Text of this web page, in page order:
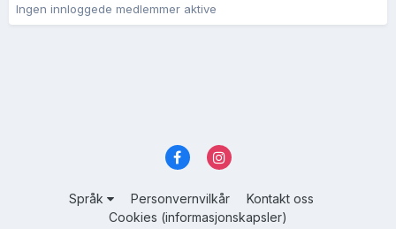
Ingen innloggede medlemmer aktive
Språk Personvernvilkår
Kontakt oss
Cookies (informasjonskapsler)